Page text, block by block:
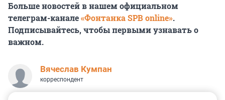
Больше новостей в нашем официальном
телеграм-канале«Фонтанка SPB online».
Подписывайтесь, чтобы первыми узнавать о
важном.
Вячеслав Кумпан
корреспондент